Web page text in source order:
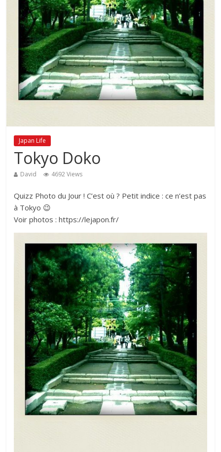
Japan Life
Tokyo Doko
David 4692 Views
Quizz Photo du Jour ! C’est où ? Petit indice : ce n’est pas
à Tokyo 😉
Voir photos : https://lejapon.fr/